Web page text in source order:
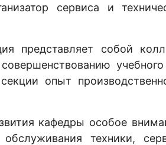
сервиса и
представляет собой
опыт
кафедры особое
обслуживания техники,